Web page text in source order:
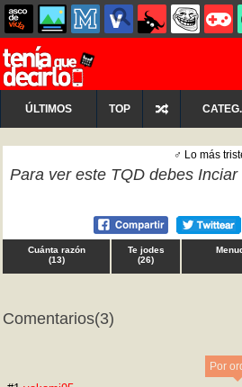
ÚLTIMOS TOP CATEG.
♂ Lo más
Para ver este TQD debes Inciar
Cuánta razón
(13)
Te jodes
(26)
Comentarios(3)
Por